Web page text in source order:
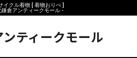
イクル着物 [ 着物おりべ ]
鎌倉アンティークモール ‐
ティークモール